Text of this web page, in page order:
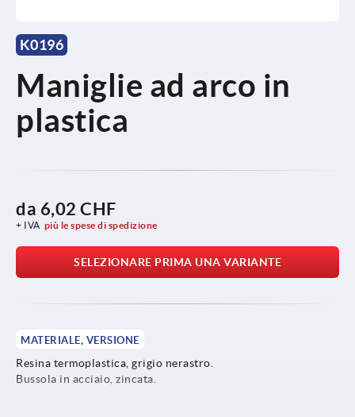
K0196
Maniglie ad arco in
plastica
da 6,02 CHF
+ IVA più le spese di spedizione
SELEZIONARE PRIMA UNA VARIANTE
MATERIALE, VERSIONE
Resina termoplastica, grigio nerastro.
Bussola in acciaio, zincata.